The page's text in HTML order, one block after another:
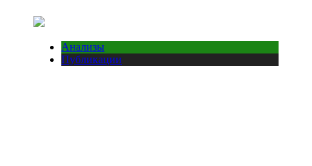
Анализы
Публикации